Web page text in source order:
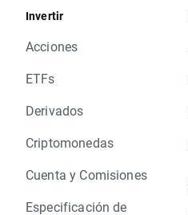
Invertir
Acciones
ETFs
Derivados
Criptomonedas
Cuenta y Comisiones
Especificación de